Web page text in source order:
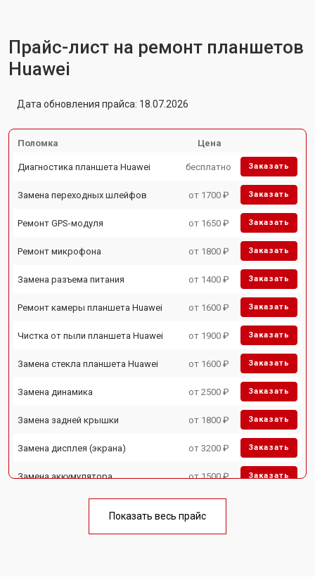
Прайс-лист на ремонт планшетов
Huawei
Дата обновления прайса: 18.07.2026
Поломка Цена
Диагностика планшета Huawei бесплатно Заказать
Замена переходных шлейфов от 1700 ₽ Заказать
Ремонт GPS-модуля от 1650 ₽ Заказать
Ремонт микрофона от 1800 ₽ Заказать
Замена разъема питания от 1400 ₽ Заказать
Ремонт камеры планшета Huawei от 1600 ₽ Заказать
Чистка от пыли планшета Huawei от 1900 ₽ Заказать
Замена стекла планшета Huawei от 1600 ₽ Заказать
Замена динамика от 2500 ₽ Заказать
Замена задней крышки от 1800 ₽ Заказать
Замена дисплея (экрана) от 3200 ₽ Заказать
Замена аккумулятора от 1500 ₽ Заказать
Замена материнской платы от 3200 ₽
Показать весь прайс